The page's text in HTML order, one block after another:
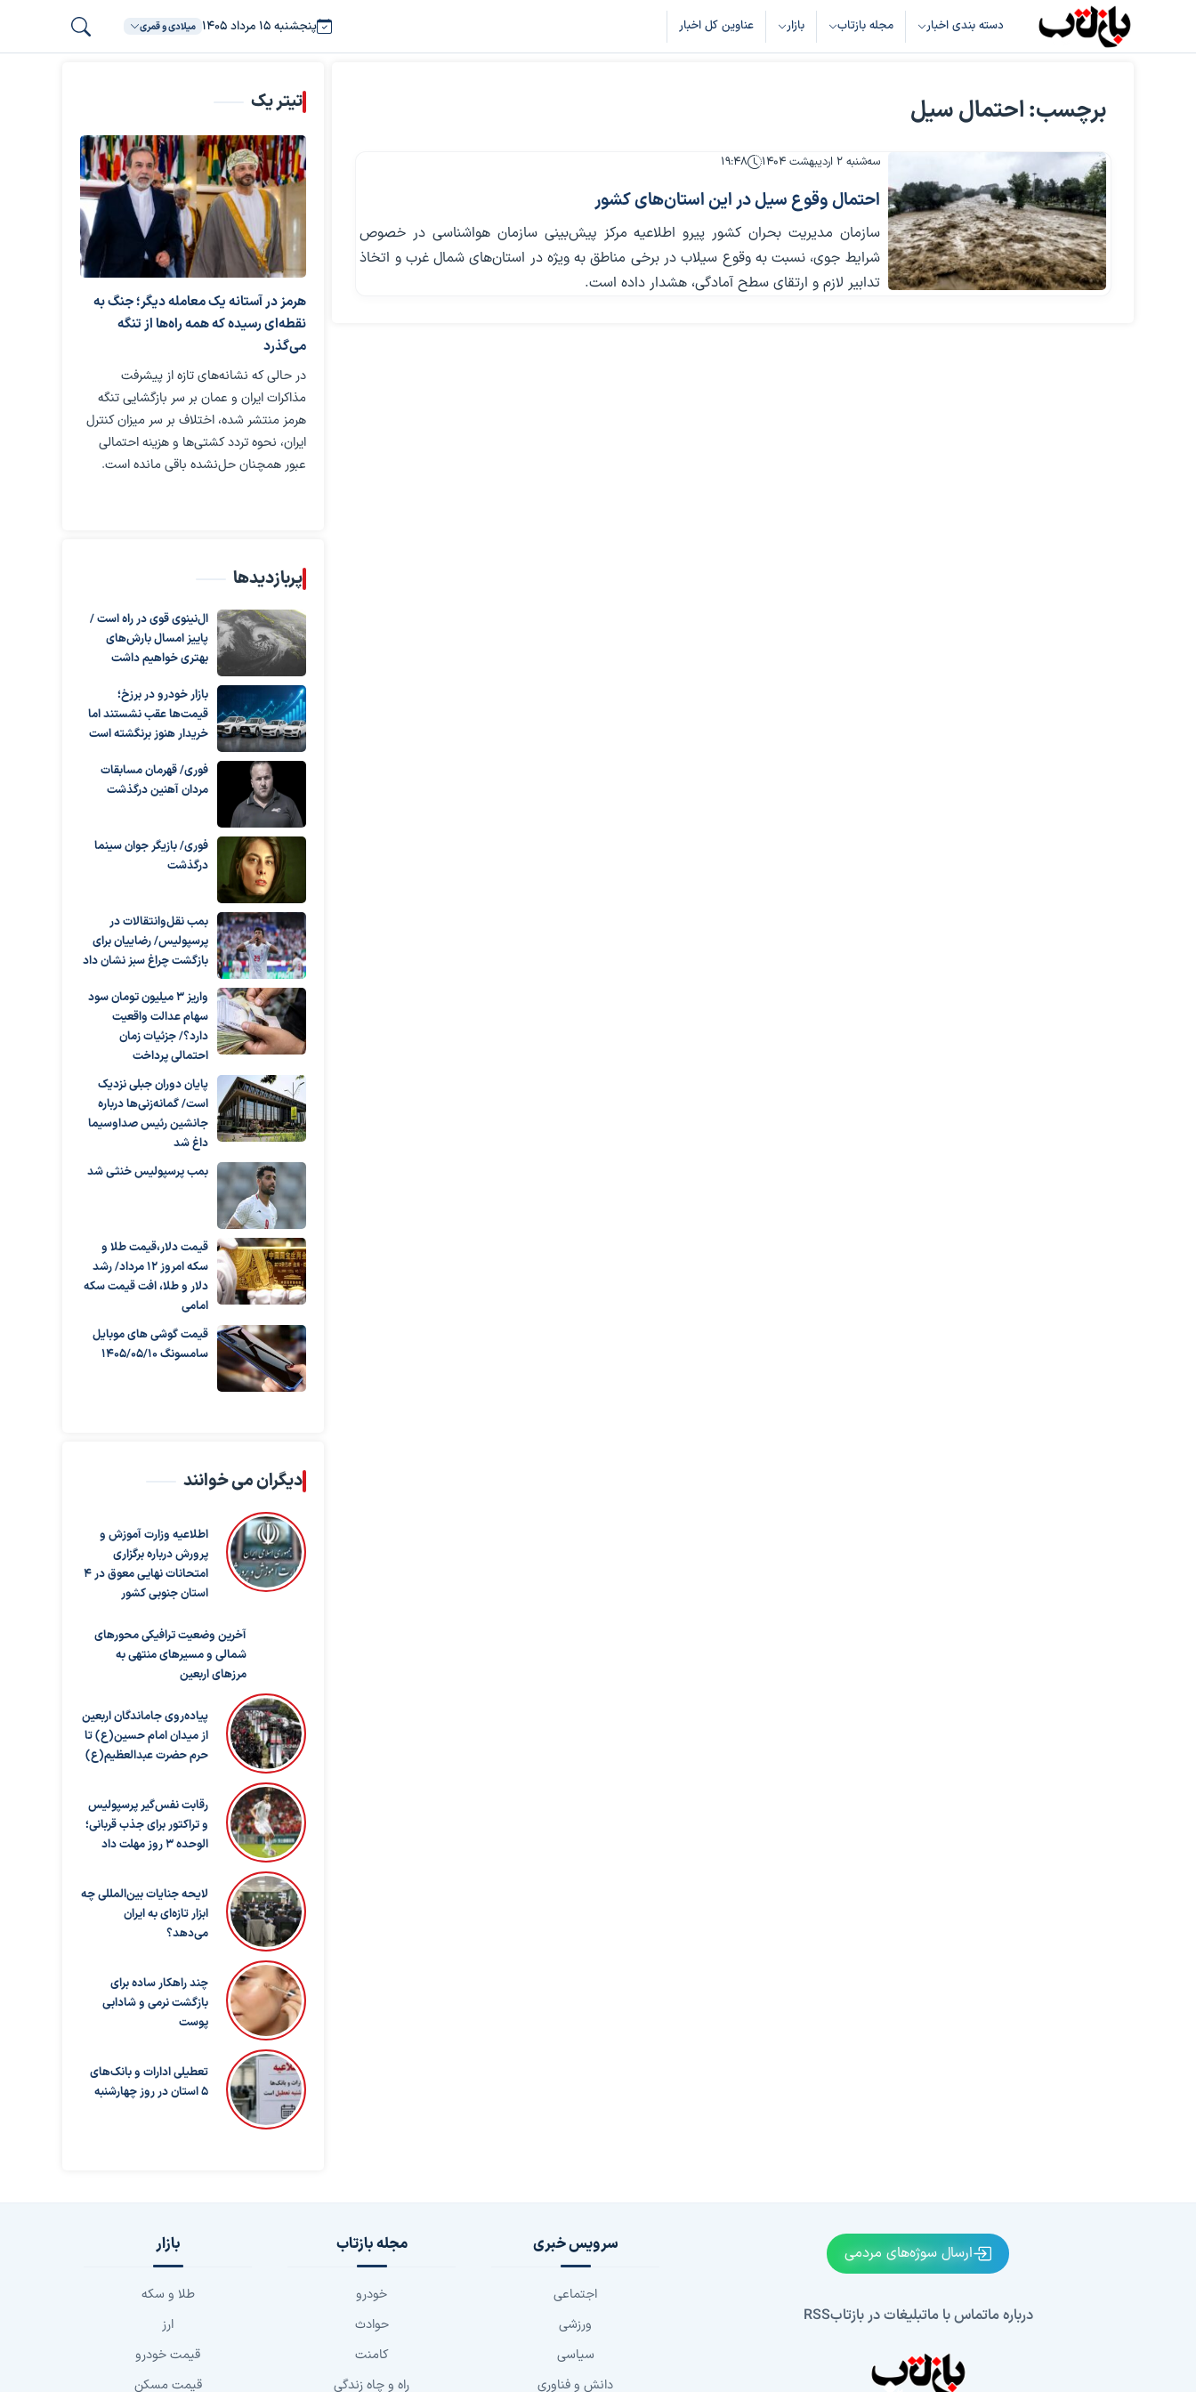
دسته بندی اخبار مجله بازتاب بازار عناوین کل اخبار پنجشنبه ۱۵ مرداد ۱۴۰۵ میلادی و قمری
برچسب: احتمال سیل
سه‌شنبه ۲ اردیبهشت ۱۴۰۴ ۱۹:۴۸
احتمال وقوع سیل در این استان‌های کشور
سازمان مدیریت بحران کشور پیرو اطلاعیه مرکز پیش‌بینی سازمان هواشناسی در خصوص
شرایط جوی، نسبت به وقوع سیلاب در برخی مناطق به ویژه در استان‌های شمال غرب و اتخاذ
تدابیر لازم و ارتقای سطح آمادگی، هشدار داده است.
تیتر یک
هرمز در آستانه یک معامله دیگر؛ جنگ به
نقطه‌ای رسیده که همه راه‌ها از تنگه
می‌گذرد
در حالی که نشانه‌های تازه از پیشرفت
مذاکرات ایران و عمان بر سر بازگشایی تنگه
هرمز منتشر شده، اختلاف بر سر میزان کنترل
ایران، نحوه تردد کشتی‌ها و هزینه احتمالی
عبور همچنان حل‌نشده باقی مانده است.
پربازدیدها
ال‌نینوی قوی در راه است /
پاییز امسال بارش‌های
بهتری خواهیم داشت
بازار خودرو در برزخ؛
قیمت‌ها عقب نشستند اما
خریدار هنوز برنگشته است
فوری/ قهرمان مسابقات
مردان آهنین درگذشت
فوری/ بازیگر جوان سینما
درگذشت
بمب نقل‌وانتقالات در
پرسپولیس/ رضاییان برای
بازگشت چراغ سبز نشان داد
واریز ۳ میلیون تومان سود
سهام عدالت واقعیت
دارد؟/ جزئیات زمان
احتمالی پرداخت
پایان دوران جبلی نزدیک
است/ گمانه‌زنی‌ها درباره
جانشین رئیس صداوسیما
داغ شد
بمب پرسپولیس خنثی شد
قیمت دلار،قیمت طلا و
سکه امروز ۱۲ مرداد/ رشد
دلار و طلا، افت قیمت سکه
امامی
قیمت گوشی های موبایل
سامسونگ 1405/05/10
دیگران می خوانند
اطلاعیه وزارت آموزش و
پرورش درباره برگزاری
امتحانات نهایی معوق در ۴
استان جنوبی کشور
آخرین وضعیت ترافیکی محورهای
شمالی و مسیرهای منتهی به
مرزهای اربعین
پیاده‌روی جاماندگان اربعین
از میدان امام حسین(ع) تا
حرم حضرت عبدالعظیم(ع)
رقابت نفس‌گیر پرسپولیس
و تراکتور برای جذب قربانی؛
الوحده ۳ روز مهلت داد
لایحه جنایات بین‌المللی چه
ابزار تازه‌ای به ایران
می‌دهد؟
چند راهکار ساده برای
بازگشت نرمی و شادابی
پوست
تعطیلی ادارات و بانک‌های
۵ استان در روز چهارشنبه
ارسال سوژه‌های مردمی
درباره ماتماس با ماتبلیغات در بازتابRSS
سرویس خبری
اجتماعی
ورزشی
سیاسی
دانش و فناوری
مجله بازتاب
خودرو
حوادث
کامنت
راه و چاه زندگی
بازار
طلا و سکه
ارز
قیمت خودرو
قیمت مسکن